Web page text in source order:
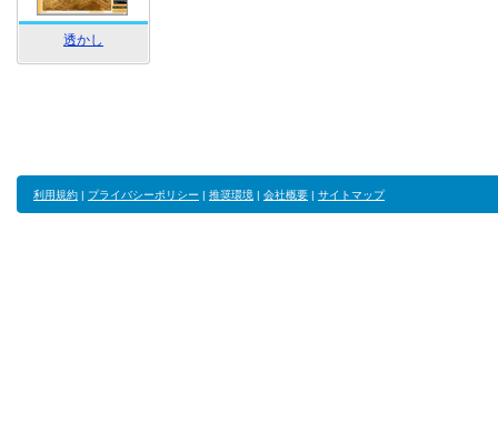
透かし
利用規約 | プライバシーポリシー | 推奨環境 | 会社概要 | サイトマップ